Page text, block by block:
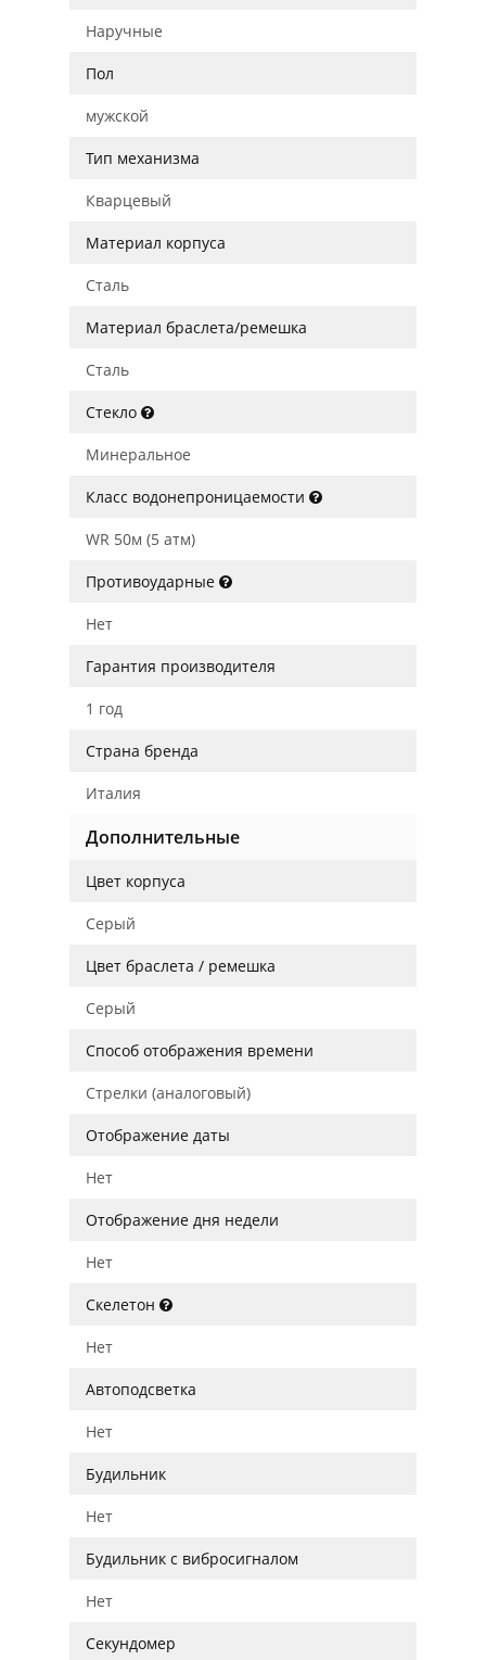
Наручные
Пол
мужской
Тип механизма
Кварцевый
Материал корпуса
Сталь
Материал браслета/ремешка
Сталь
Стекло
Минеральное
Класс водонепроницаемости
WR 50м (5 атм)
Противоударные
Нет
Гарантия производителя
1 год
Страна бренда
Италия
Дополнительные
Цвет корпуса
Серый
Цвет браслета / ремешка
Серый
Способ отображения времени
Стрелки (аналоговый)
Отображение даты
Нет
Отображение дня недели
Нет
Скелетон
Нет
Автоподсветка
Нет
Будильник
Нет
Будильник с вибросигналом
Нет
Секундомер